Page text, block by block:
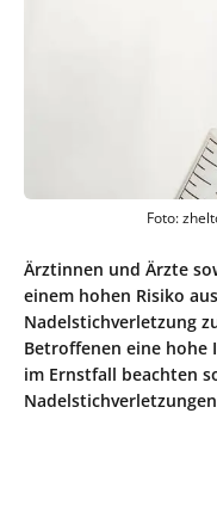
Foto:
Ärztinnen und Ärzte
einem hohen Risiko
Nadelstichverletzung
Betroffenen eine hohe
im Ernstfall beachten